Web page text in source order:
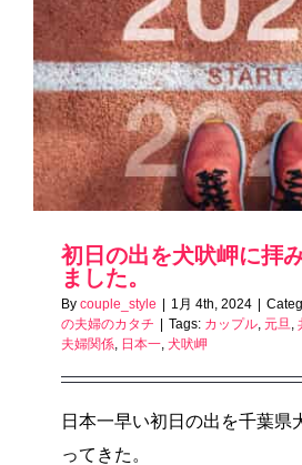
Write a
book
初日の出を犬吠岬に拝
ました。
By couple_style | 1月 4th, 2024 |
の夫婦のカタチ | Tags: カップル 元旦
夫婦関係 日本一 犬吠岬
日本一早い初日の出を千葉県
ってきた。